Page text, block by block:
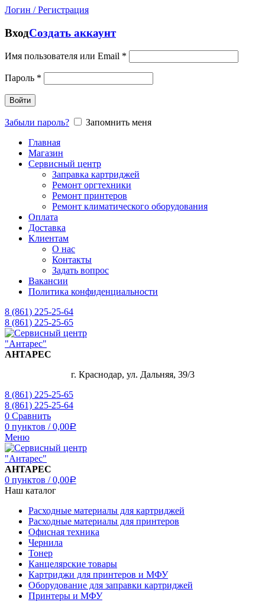
Логин / Регистрация
ВходСоздать аккаунт
Имя пользователя или Email *
Пароль *
Войти
Забыли пароль?
Запомнить меня
Главная
Магазин
Сервисный центр
Заправка картриджей
Ремонт оргтехники
Ремонт принтеров
Ремонт климатического оборудования
Оплата
Доставка
Клиентам
О нас
Контакты
Задать вопрос
Вакансии
Политика конфиденциальности
8 (861) 225-25-64
8 (861) 225-25-65
АНТАРЕС
г. Краснодар, ул. Дальняя, 39/3
8 (861) 225-25-65
8 (861) 225-25-64
0 Сравнить
0 пунктов / 0,00Р
Меню
АНТАРЕС
0 пунктов / 0,00Р
Наш каталог
Расходные материалы для картриджей
Расходные материалы для принтеров
Офисная техника
Чернила
Тонер
Канцелярские товары
Картриджи для принтеров и МФУ
Оборудование для заправки картриджей
Принтеры и МФУ